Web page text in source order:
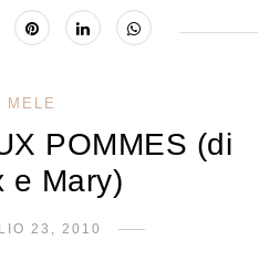
MELE
POMMES (di
e Mary)
23, 2010